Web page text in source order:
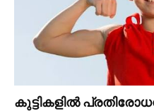
കുട്ടികളില്‍